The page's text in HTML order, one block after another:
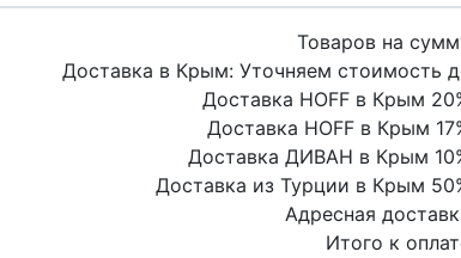
Товаров на
Доставка в Крым: Уточняем стоимость
Доставка HOFF в Крым 20
Доставка HOFF в Крым 17
Доставка ДИВАН в Крым 10
Доставка из Турции в Крым 50
Адресная
Итого к